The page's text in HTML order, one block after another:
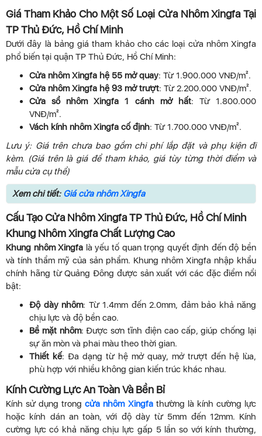
Giá Tham Khảo Cho Một Số Loại Cửa Nhôm Xingfa Tại
TP Thủ Đức, Hồ Chí Minh
Dưới đây là bảng giá tham khảo cho các loại cửa nhôm Xingfa
phổ biến tại quận TP Thủ Đức, Hồ Chí Minh:
Cửa nhôm Xingfa hệ 55 mở quay: Từ 1.900.000 VNĐ/m².
Cửa nhôm Xingfa hệ 93 mở trượt: Từ 2.200.000 VNĐ/m².
Cửa sổ nhôm Xingfa 1 cánh mở hất: Từ 1.800.000
VNĐ/m².
Vách kính nhôm Xingfa cố định: Từ 1.700.000 VNĐ/m².
Lưu ý: Giá trên chưa bao gồm chi phí lắp đặt và phụ kiện đi
kèm. (Giá trên là giá để tham khảo, giá tùy từng thời điểm và
mẫu cửa cụ thể)
Xem chi tiết: Giá cửa nhôm Xingfa
Cấu Tạo Cửa Nhôm Xingfa TP Thủ Đức, Hồ Chí Minh
Khung Nhôm Xingfa Chất Lượng Cao
Khung nhôm Xingfa là yếu tố quan trọng quyết định đến độ bền
và tính thẩm mỹ của sản phẩm. Khung nhôm Xingfa nhập khẩu
chính hãng từ Quảng Đông được sản xuất với các đặc điểm nổi
bật:
Độ dày nhôm: Từ 1.4mm đến 2.0mm, đảm bảo khả năng
chịu lực và độ bền cao.
Bề mặt nhôm: Được sơn tĩnh điện cao cấp, giúp chống lại
sự ăn mòn và phai màu theo thời gian.
Thiết kế: Đa dạng từ hệ mở quay, mở trượt đến hệ lùa,
phù hợp với nhiều không gian kiến trúc khác nhau.
Kính Cường Lực An Toàn Và Bền Bỉ
Kính sử dụng trongcửa nhôm Xingfathường là kính cường lực
hoặc kính dán an toàn, với độ dày từ 5mm đến 12mm. Kính
cường lực có khả năng chịu lực gấp 5 lần so với kính thường,